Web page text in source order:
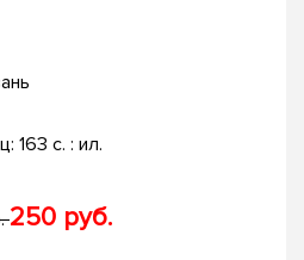
163 с. : ил.
250 руб.